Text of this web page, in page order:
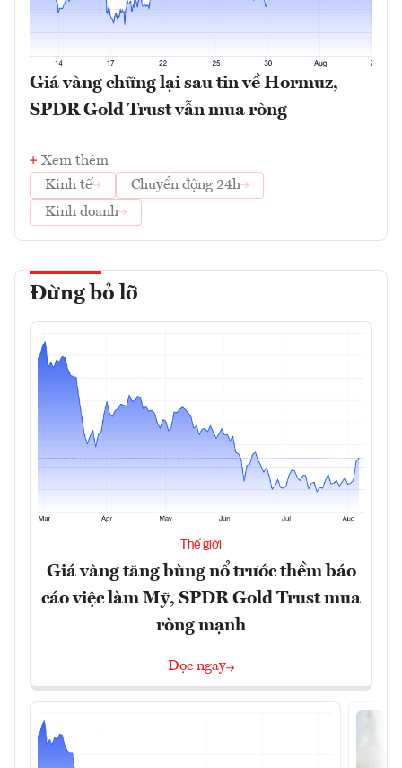
Giá vàng chững lại sau tin về Hormuz,
SPDR Gold Trust vẫn mua ròng
Xem thêm
Kinh tế
Chuyển động 24h
Kinh doanh
Đừng bỏ lỡ
Thế giới
Giá vàng tăng bùng nổ trước thềm báo
cáo việc làm Mỹ, SPDR Gold Trust mua
ròng mạnh
Đọc ngay